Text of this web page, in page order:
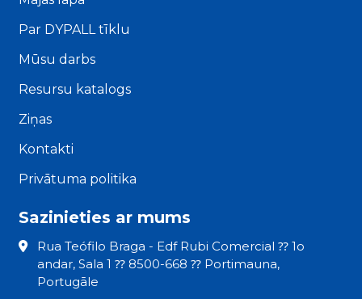
Par DYPALL tīklu
Mūsu darbs
Resursu katalogs
Ziņas
Kontakti
Privātuma politika
Sazinieties ar mums
Rua Teófilo Braga - Edf Rubi Comercial ⁇ 1o
andar, Sala 1 ⁇ 8500-668 ⁇ Portimauna,
Portugāle